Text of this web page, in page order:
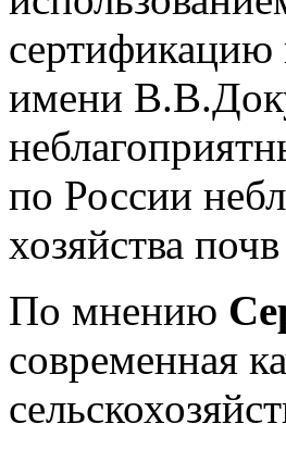
имени
по России
хозяйства
По мнению
современная